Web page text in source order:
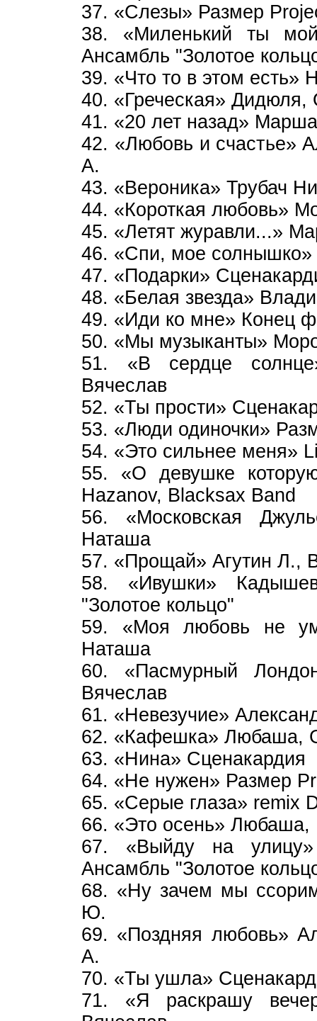
37. «Слезы» Размер
38. «Миленький ты
Ансамбль "Золотое
39. «Что то в этом есть»
40. «Греческая»
41. «20 лет назад»
42. «Любовь и счастье»
А.
43. «Вероника» Трубач
44. «Короткая любовь»
45. «Летят журавли...»
46. «Спи, мое
47. «Подарки»
48. «Белая звезда»
49. «Иди ко мне» Конец
50. «Мы музыканты»
51. «В сердце
Вячеслав
52. «Ты прости»
53. «Люди одиночки»
54. «Это сильнее меня»
55. «О девушке
Hazanov, Blacksax Band
56. «Московская
Наташа
57. «Прощай» Агутин Л.,
58. «Ивушки»
"Золотое кольцо"
59. «Моя любовь не
Наташа
60. «Пасмурный
Вячеслав
61. «Невезучие»
62. «Кафешка» Любаша,
63. «Нина» Сценакардия
64. «Не нужен» Размер
65. «Серые глаза» remix
66. «Это осень»
67. «Выйду на
Ансамбль "Золотое
68. «Ну зачем мы
Ю.
69. «Поздняя любовь»
А.
70. «Ты ушла»
71. «Я раскрашу